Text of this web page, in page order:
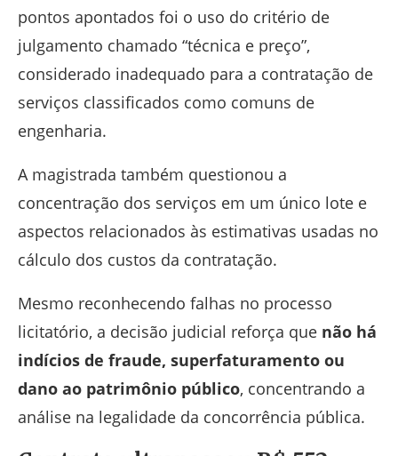
pontos apontados foi o uso do critério de
julgamento chamado “técnica e preço”,
considerado inadequado para a contratação de
serviços classificados como comuns de
engenharia.
A magistrada também questionou a
concentração dos serviços em um único lote e
aspectos relacionados às estimativas usadas no
cálculo dos custos da contratação.
Mesmo reconhecendo falhas no processo
licitatório, a decisão judicial reforça que não há
indícios de fraude, superfaturamento ou
dano ao patrimônio público, concentrando a
análise na legalidade da concorrência pública.